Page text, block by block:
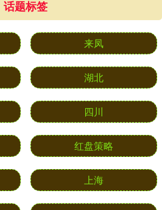
话题标签
来凤
湖北
四川
红盘策略
上海